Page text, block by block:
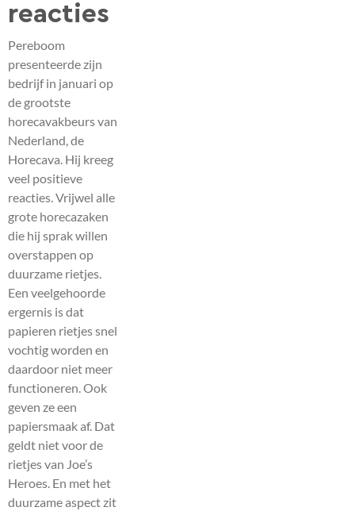
reacties
Pereboom
presenteerde zijn
bedrijf in januari op
de grootste
horecavakbeurs van
Nederland, de
Horecava. Hij kreeg
veel positieve
reacties. Vrijwel alle
grote horecazaken
die hij sprak willen
overstappen op
duurzame rietjes.
Een veelgehoorde
ergernis is dat
papieren rietjes snel
vochtig worden en
daardoor niet meer
functioneren. Ook
geven ze een
papiersmaak af. Dat
geldt niet voor de
rietjes van Joe’s
Heroes. En met het
duurzame aspect zit